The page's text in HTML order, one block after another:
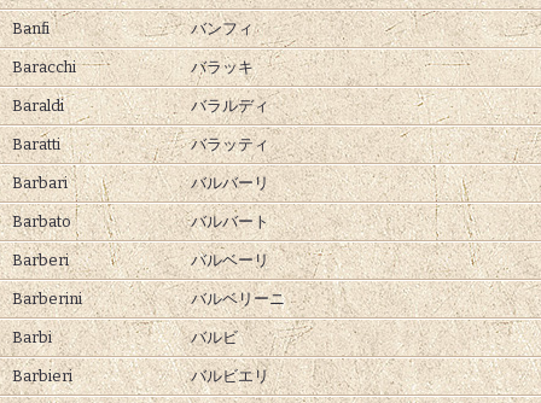
Banfi バンフィ
Baracchi バラッキ
Baraldi バラルディ
Baratti バラッティ
Barbari バルバーリ
Barbato バルバート
Barberi バルベーリ
Barberini バルベリーニ
Barbi バルビ
Barbieri バルビエリ